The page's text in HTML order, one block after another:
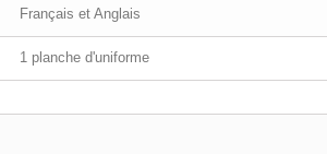
Français et Anglais
1 planche d'uniforme